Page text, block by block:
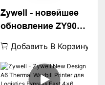
Zywell - новейшее
обновление ZY909
Sarkcode Printer
Printer 4x6 Thermal
Waybill A6 Printer
Добавить В Корзину